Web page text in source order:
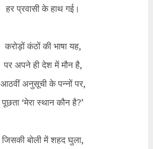
हर प्रवासी के हाथ गई।
करोड़ों कंठों की भाषा यह,
पर अपने ही देश में मौन है,
आठवीं अनुसूची के पन्नों पर,
पूछता ‘मेरा स्थान कौन है?’
जिसकी बोली में शहद घुला,